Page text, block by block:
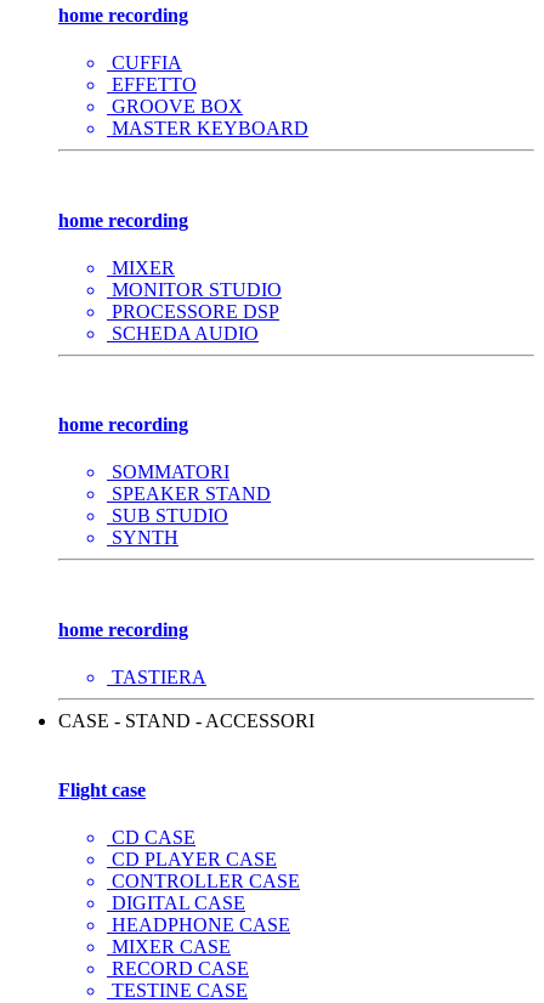
home recording
CUFFIA
EFFETTO
GROOVE BOX
MASTER KEYBOARD
home recording
MIXER
MONITOR STUDIO
PROCESSORE DSP
SCHEDA AUDIO
home recording
SOMMATORI
SPEAKER STAND
SUB STUDIO
SYNTH
home recording
TASTIERA
CASE - STAND - ACCESSORI
Flight case
CD CASE
CD PLAYER CASE
CONTROLLER CASE
DIGITAL CASE
HEADPHONE CASE
MIXER CASE
RECORD CASE
TESTINE CASE